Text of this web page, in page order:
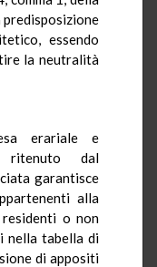
predisposizione
essendo
la neutralità
erariale e
ritenuto dal
garantisce
alla
residenti o non
nella tabella di
di appositi